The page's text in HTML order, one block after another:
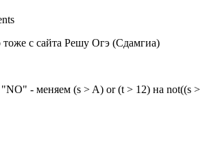
с сайта Решу Огэ (Сдамгиа)
"NO" - меняем (s > A) or (t > 12) на not((s >